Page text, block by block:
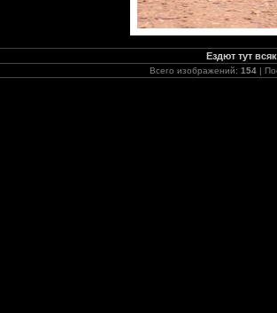
Ездют тут
Всего изображений: 154 |